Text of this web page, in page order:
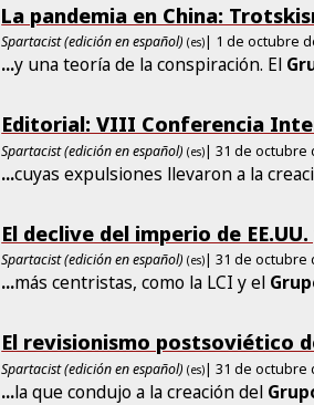
La pandemia en China:
Spartacist (edición en español) (es)| 1 de octubre
...y una teoría de la conspiración. El
Editorial: VIII Conferencia
Spartacist (edición en español) (es)| 31 de octubre
...cuyas expulsiones llevaron a la
El declive del imperio de
Spartacist (edición en español) (es)| 31 de octubre
...más centristas, como la LCI y el
El revisionismo postsoviético
Spartacist (edición en español) (es)| 31 de octubre
...la que condujo a la creación del